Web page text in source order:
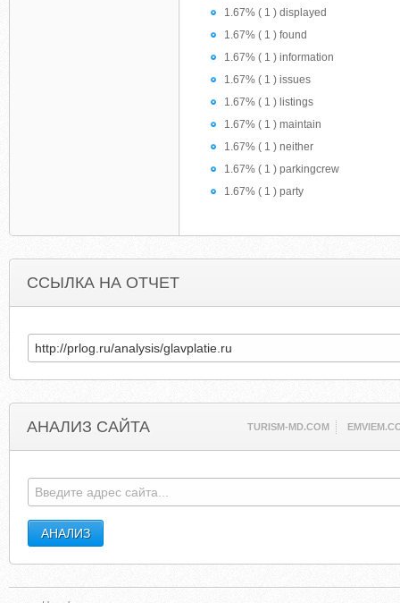
1.67% ( 1 ) displayed
1.67% ( 1 ) found
1.67% ( 1 ) information
1.67% ( 1 ) issues
1.67% ( 1 ) listings
1.67% ( 1 ) maintain
1.67% ( 1 ) neither
1.67% ( 1 ) parkingcrew
1.67% ( 1 ) party
ССЫЛКА НА ОТЧЕТ
АНАЛИЗ САЙТА TURISM-MD.COM